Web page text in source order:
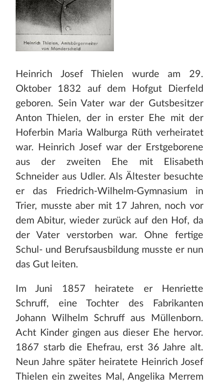
Heinrich Josef Thielen wurde am 29.
Oktober 1832 auf dem Hofgut Dierfeld
geboren. Sein Vater war der Gutsbesitzer
Anton Thielen, der in erster Ehe mit der
Hoferbin Maria Walburga Rüth verheiratet
war. Heinrich Josef war der Erstgeborene
aus der zweiten Ehe mit Elisabeth
Schneider aus Udler. Als Ältester besuchte
er das Friedrich-Wilhelm-Gymnasium in
Trier, musste aber mit 17 Jahren, noch vor
dem Abitur, wieder zurück auf den Hof, da
der Vater verstorben war. Ohne fertige
Schul- und Berufsausbildung musste er nun
das Gut leiten.
Im Juni 1857 heiratete er Henriette
Schruff, eine Tochter des Fabrikanten
Johann Wilhelm Schruff aus Müllenborn.
Acht Kinder gingen aus dieser Ehe hervor.
1867 starb die Ehefrau, erst 36 Jahre alt.
Neun Jahre später heiratete Heinrich Josef
Thielen ein zweites Mal, Angelika Merrem